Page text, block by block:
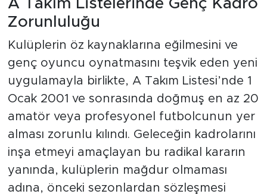
A Takım Listelerinde Genç Kadro
Zorunluluğu
Kulüplerin öz kaynaklarına eğilmesini ve
genç oyuncu oynatmasını teşvik eden yeni
uygulamayla birlikte, A Takım Listesi’nde 1
Ocak 2001 ve sonrasında doğmuş en az 20
amatör veya profesyonel futbolcunun yer
alması zorunlu kılındı. Geleceğin kadrolarını
inşa etmeyi amaçlayan bu radikal kararın
yanında, kulüplerin mağdur olmaması
adına, önceki sezonlardan sözleşmesi